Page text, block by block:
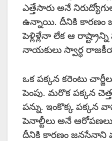
ఎత్తేసారు అనే
ఉన్నాయి. దీనికి కారణం
పెళ్లిళ్లేనా లేక ఆ
నాయకులు స్వార్ధ
ఒక పక్కన కరెంటు
పెంపు. మరొక పక్కన
పన్ను. ఇంకొక్క పక్కన
పెనాల్టీలు అనే
దీనికి కారణం జనసేనాని